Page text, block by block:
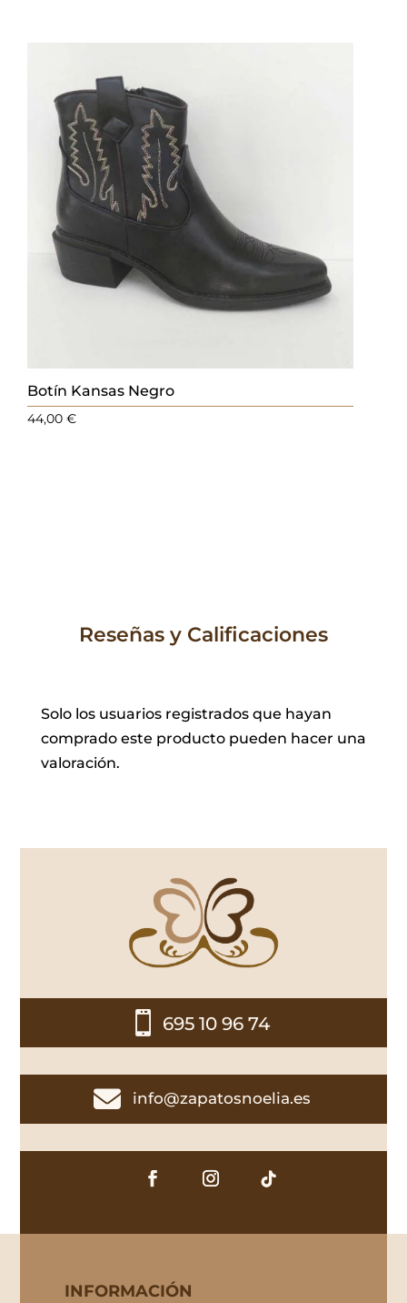
Botín Kansas Negro
44,00€
Reseñas y Calificaciones
Solo los usuarios registrados que hayan
comprado este producto pueden hacer una
valoración.
 695 10 96 74
 info@zapatosnoelia.es
INFORMACIÓN